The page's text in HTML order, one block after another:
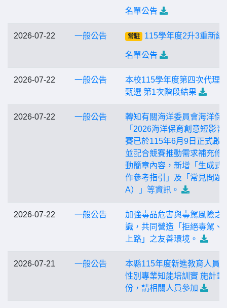
名單公告
2026-07-22 一般公告 常駐 115學年度2升3重新編
名單公告
2026-07-22 一般公告
本校115學年度第四次代理
甄選 第1次階段結果
2026-07-22 一般公告
轉知有關海洋委員會海洋保
「2026海洋保育創意短影音
賽已於115年6月9日正式啟
並配合競賽推動需求補充修
動簡章內容，新增「生成式
作參考指引」及「常見問題
A）」等資訊。
2026-07-22 一般公告
加強毒品危害與毒駕風險之
識，共同營造「拒絕毒駕、
上路」之友善環境。
2026-07-21 一般公告
本縣115年度新進教育人員
性別專業知能培訓實 施計畫
份，請相關人員參加